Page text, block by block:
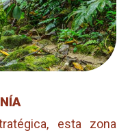
esta zona